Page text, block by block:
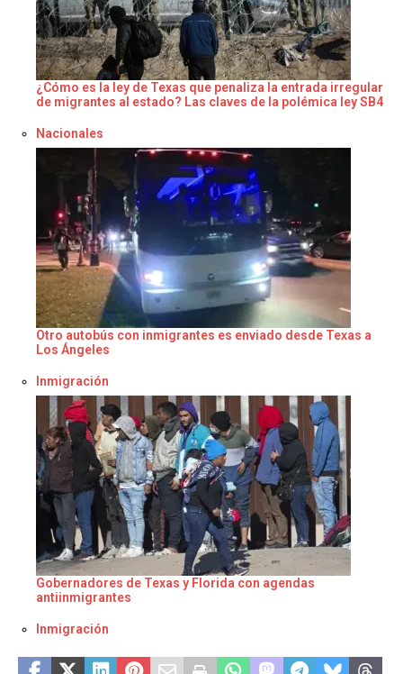
¿Cómo es la ley de Texas que penaliza la entrada irregular
de migrantes al estado? Las claves de la polémica ley SB4
Respecto a
Nacionales
Otro autobús con inmigrantes es enviado desde Texas a
Los Ángeles
Respecto a
Inmigración
Gobernadores de Texas y Florida con agendas
antiinmigrantes
Respecto a
Inmigración